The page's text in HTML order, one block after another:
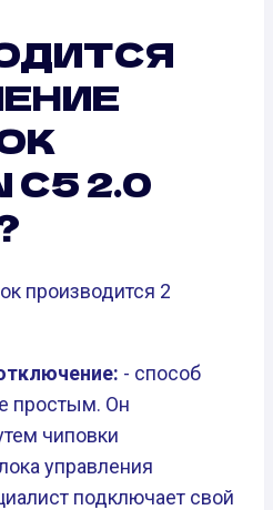
C5 2.0
производится 2
- способ
простым. Он
чиповки
управления
подключает свой